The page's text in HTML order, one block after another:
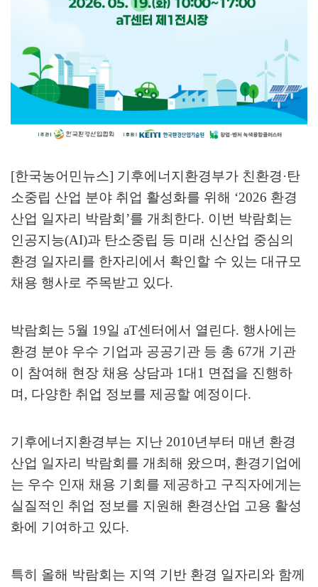
[한국농어민뉴스] 기후에너지환경부가 친환경 ·탄
소중립 산업 분야 취업 활성화를 위해 ‘2026 환경
산업 일자리 박람회 ’를 개최한다. 이번 박람회는
인공지능(AI)과 탄소중립 등 미래 신산업 중심의
환경 일자리를 한자리에서 확인할 수 있는 대규모
채용 행사로 주목받고 있다.
박람회는 5월 19일 aT센터에서 열린다. 행사에는
환경 분야 우수 기업과 공공기관 등 총 67개 기관
이 참여해 현장 채용 상담과 1 대 1 면접을 진행하
며 , 다양한 취업 정보를 제공할 예정이다.
기후에너지환경부는 지난 2010년부터 매년 환경
산업 일자리 박람회를 개최해 왔으며 , 환경기업에
는 우수 인재 채용 기회를 제공하고 구직자에게는
실질적인 취업 정보를 지원해 환경산업 고용 활성
화에 기여하고 있다.
특히 올해 박람회는 지역 기반 환경 일자리와 함께